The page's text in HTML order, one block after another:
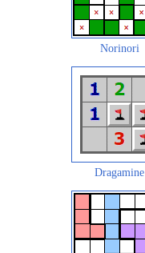
Norinori
Dragamine